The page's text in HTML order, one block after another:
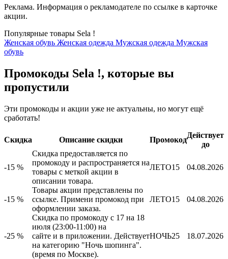
Реклама. Информация о рекламодателе по ссылке в карточке
акции.
Популярные товары Sela !
Женская обувь Женская одежда Мужская одежда Мужская
обувь
Промокоды Sela !, которые вы
пропустили
Эти промокоды и акции уже не актуальны, но могут ещё
сработать!
Скидка Описание скидки Промокод
Действует
до
-15 %
Скидка предоставляется по
промокоду и распространяется на
товары с меткой акции в
описании товара.
ЛЕТО15 04.08.2026
-15 %
Товары акции представлены по
ссылке. Примени промокод при
оформлении заказа.
ЛЕТО15 04.08.2026
-25 %
Скидка по промокоду с 17 на 18
июля (23:00-11:00) на
сайте и в приложении. Действует
на категорию "Ночь шопинга".
(время по Москве).
НОЧЬ25 18.07.2026